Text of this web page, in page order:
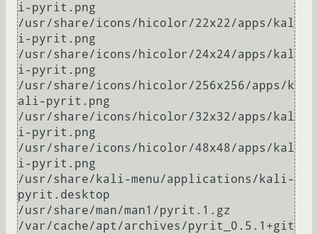
i-pyrit.png
/usr/share/icons/hicolor/22x22/apps/kal
i-pyrit.png
/usr/share/icons/hicolor/24x24/apps/kal
i-pyrit.png
/usr/share/icons/hicolor/256x256/apps/k
ali-pyrit.png
/usr/share/icons/hicolor/32x32/apps/kal
i-pyrit.png
/usr/share/icons/hicolor/48x48/apps/kal
i-pyrit.png
/usr/share/kali-menu/applications/kali-
pyrit.desktop
/usr/share/man/man1/pyrit.1.gz
/var/cache/apt/archives/pyrit_0.5.1+git